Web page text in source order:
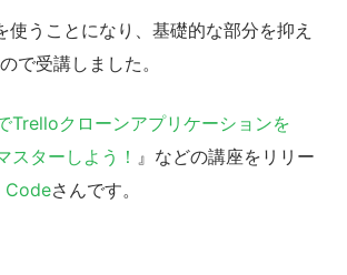
うことになり、基礎的な部分を抑え
で受講しました。
Trelloクローンアプリケーションを
スターしよう！ 』などの講座をリリー
Codeさんです。